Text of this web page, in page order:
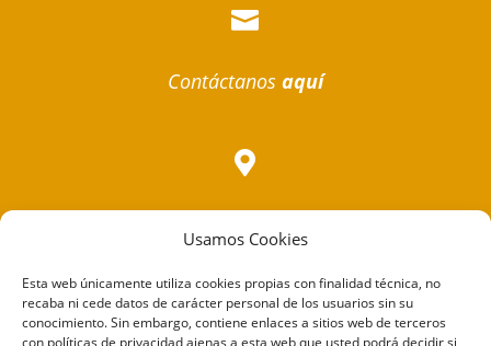
Usamos Cookies
Esta web únicamente utiliza cookies propias con finalidad técnica, no
recaba ni cede datos de carácter personal de los usuarios sin su
conocimiento. Sin embargo, contiene enlaces a sitios web de terceros
con políticas de privacidad ajenas a esta web que usted podrá decidir si

Contáctanos aquí
